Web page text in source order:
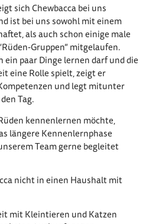
sich Chewbacca bei uns
ist bei uns sowohl mit einem
als auch schon einige male
Gruppen” mitgelaufen.
ein paar Dinge lernen darf und die
eine Rolle spielt, zeigt er
und legt mitunter
Tag.
kennenlernen möchte,
längere Kennenlernphase
Team gerne begleitet
nicht in einen Haushalt mit
mit Kleintieren und Katzen